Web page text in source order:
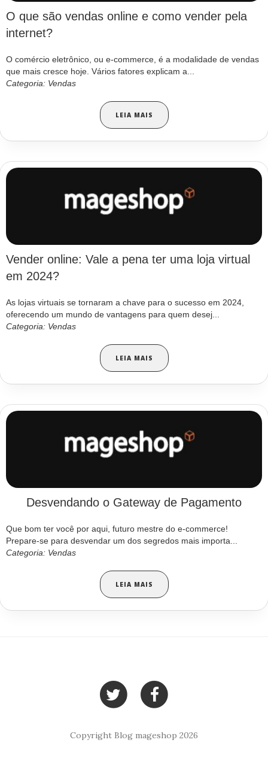
O que são vendas online e como vender pela
internet?
O comércio eletrônico, ou e-commerce, é a modalidade de vendas
que mais cresce hoje. Vários fatores explicam a...
Categoria: Vendas
LEIA MAIS
Vender online: Vale a pena ter uma loja virtual
em 2024?
As lojas virtuais se tornaram a chave para o sucesso em 2024,
oferecendo um mundo de vantagens para quem desej...
Categoria: Vendas
LEIA MAIS
Desvendando o Gateway de Pagamento
Que bom ter você por aqui, futuro mestre do e-commerce!
Prepare-se para desvendar um dos segredos mais importa...
Categoria: Vendas
LEIA MAIS
Copyright Blog mageshop 2026